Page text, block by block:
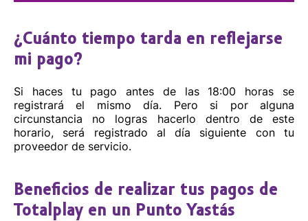
¿Cuánto tiempo tarda en reflejarse
mi pago?
Si haces tu pago antes de las 18:00 horas se
registrará el mismo día. Pero si por alguna
circunstancia no logras hacerlo dentro de este
horario, será registrado al día siguiente con tu
proveedor de servicio.
Beneficios de realizar tus pagos de
Totalplay en un Punto Yastás